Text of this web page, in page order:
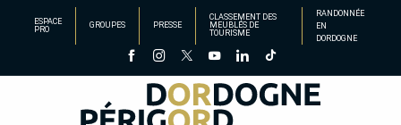
principal
ESPACE
PRO
GROUPES PRESSE
CLASSEMENT DES
MEUBLÉS DE
TOURISME
RANDONNÉE
EN
DORDOGNE